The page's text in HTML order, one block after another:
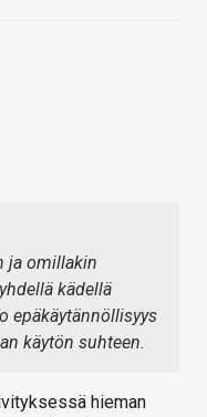
ja omillakin
kädellä
epäkäytännöllisyys
käytön suhteen.
hieman